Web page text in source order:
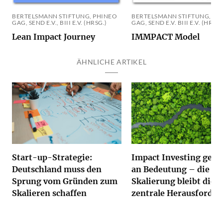
BERTELSMANN STIFTUNG, PHINEO
GAG, SEND E.V., BIII E.V. (HRSG.)
Lean Impact Journey
BERTELSMANN STIFTUNG,
GAG, SEND E.V. BIII E.V.
IMMPACT Model
ÄHNLICHE ARTIKEL
Start-up-Strategie:
Deutschland muss den
Sprung vom Gründen zum
Skalieren schaffen
Impact Investing
an Bedeutung – die
Skalierung bleibt die
zentrale